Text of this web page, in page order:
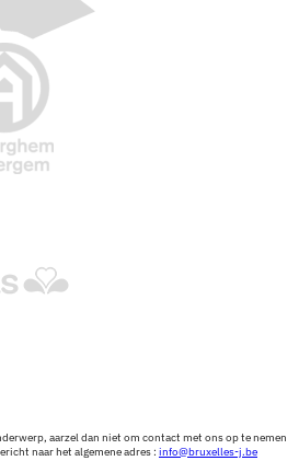
aarzel dan niet om contact met ons op te nemen
naar het algemene adres : info@bruxelles-j.be